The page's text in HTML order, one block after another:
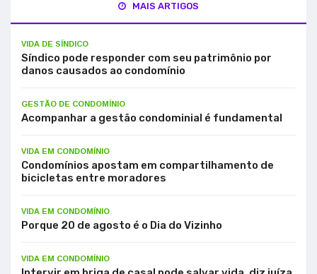
MAIS ARTIGOS
VIDA DE SÍNDICO
Síndico pode responder com seu patrimônio por
danos causados ao condomínio
GESTÃO DE CONDOMÍNIO
Acompanhar a gestão condominial é fundamental
VIDA EM CONDOMÍNIO
Condomínios apostam em compartilhamento de
bicicletas entre moradores
VIDA EM CONDOMÍNIO
Porque 20 de agosto é o Dia do Vizinho
VIDA EM CONDOMÍNIO